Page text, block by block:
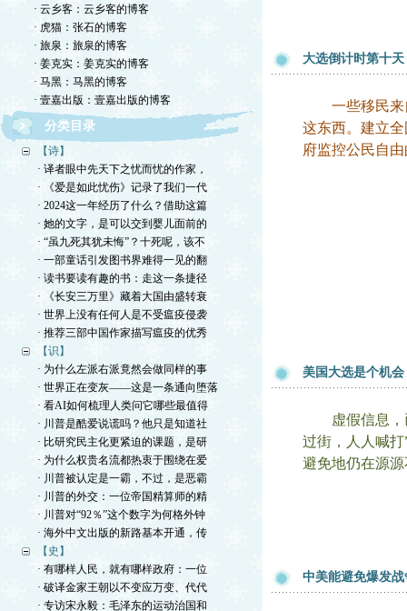
· 云乡客：云乡客的博客
· 虎猫：张石的博客
· 旅泉：旅泉的博客
· 姜克实：姜克实的博客
· 马黑：马黑的博客
· 壹嘉出版：壹嘉出版的博客
分类目录
【诗】
· 译者眼中先天下之忧而忧的作家，
· 《爱是如此忧伤》记录了我们一代
· 2024这一年经历了什么？借助这篇
· 她的文字，是可以交到婴儿面前的
· “虽九死其犹未悔”？十死呢，该不
· 一部童话引发图书界难得一见的翻
· 读书要读有趣的书：走这一条捷径
· 《长安三万里》藏着大国由盛转衰
· 世界上没有任何人是不受瘟疫侵袭
· 推荐三部中国作家描写瘟疫的优秀
【识】
· 为什么左派右派竟然会做同样的事
· 世界正在变灰——这是一条通向堕落
· 看AI如何梳理人类问它哪些最值得
· 川普是酷爱说谎吗？他只是知道社
· 比研究民主化更紧迫的课题，是研
· 为什么权贵名流都热衷于围绕在爱
· 川普被认定是一霸，不过，是恶霸
· 川普的外交：一位帝国精算师的精
· 川普对“92％”这个数字为何格外钟
· 海外中文出版的新路基本开通，传
【史】
· 有哪样人民，就有哪样政府：一位
· 破译金家王朝以不变应万变、代代
· 专访宋永毅：毛泽东的运动治国和
大选倒计时第十
一些移民来自
这东西。建立
府监控公民自
美国大选是个机
虚假信息，已
过街，人人喊
避免地仍在源
中美能避免爆发